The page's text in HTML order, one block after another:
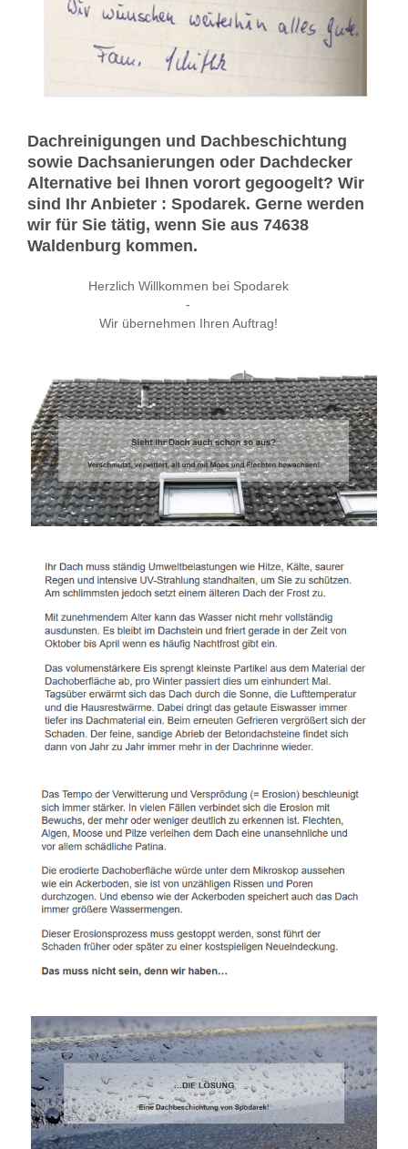
Dachreinigungen und Dachbeschichtung
sowie Dachsanierungen oder Dachdecker
Alternative bei Ihnen vorort gegoogelt? Wir
sind Ihr Anbieter : Spodarek. Gerne werden
wir für Sie tätig, wenn Sie aus 74638
Waldenburg kommen.
Herzlich Willkommen bei Spodarek
-
Wir übernehmen Ihren Auftrag!